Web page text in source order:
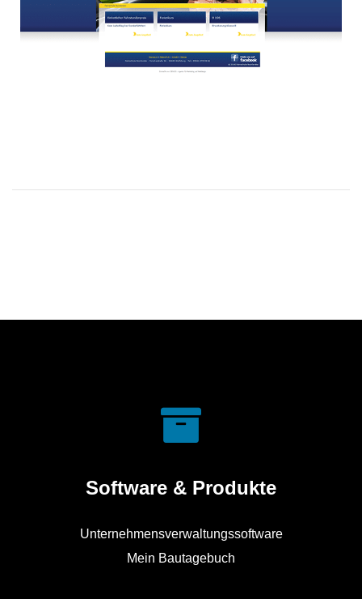
Software & Produkte
Unternehmensverwaltungssoftware
Mein Bautagebuch